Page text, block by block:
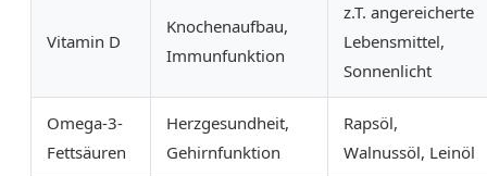
Vitamin D
Knochenaufbau,
Immunfunktion
z.T. angereicherte
Lebensmittel,
Sonnenlicht
Omega-3-
Fettsäuren
Herzgesundheit,
Gehirnfunktion
Rapsöl,
Walnussöl, Leinöl